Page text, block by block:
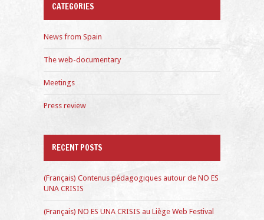
CATEGORIES
News from Spain
The web-documentary
Meetings
Press review
RECENT POSTS
(Français) Contenus pédagogiques autour de NO ES
UNA CRISIS
(Français) NO ES UNA CRISIS au Liège Web Festival